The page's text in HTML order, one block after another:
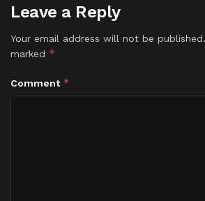
Leave a Reply
Your email address will not be published.
marked *
Comment *